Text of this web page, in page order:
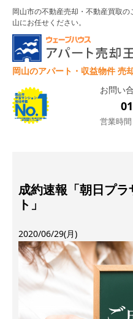
岡山市の不動産売却・不動産買取
山にお任せください。
岡山のアパート・収益物件 売
お問い
営業時
成約速報「朝日プ
ト」
2020/06/29(月)